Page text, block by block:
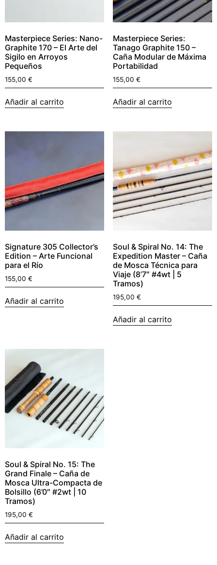
Masterpiece Series: Nano-
Graphite 170 – El Arte del
Sigilo en Arroyos
Pequeños
155,00 €
Añadir al carrito
Masterpiece Series:
Tanago Graphite 150 –
Caña Modular de Máxima
Portabilidad
155,00 €
Añadir al carrito
Signature 305 Collector’s
Edition – Arte Funcional
para el Río
155,00 €
Añadir al carrito
Soul & Spiral No. 14: The
Expedition Master – Caña
de Mosca Técnica para
Viaje (8’7″ #4wt | 5
Tramos)
195,00 €
Añadir al carrito
Soul & Spiral No. 15: The
Grand Finale – Caña de
Mosca Ultra-Compacta de
Bolsillo (6’0″ #2wt | 10
Tramos)
195,00 €
Añadir al carrito